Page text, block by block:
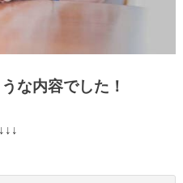
な内容でした！